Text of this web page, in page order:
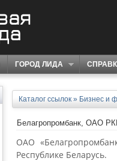
ГОРОД ЛИДА
Каталог ссылок» Бизнес и
Белагропромбанк, ОАО
ОАО
Республике Беларусь.